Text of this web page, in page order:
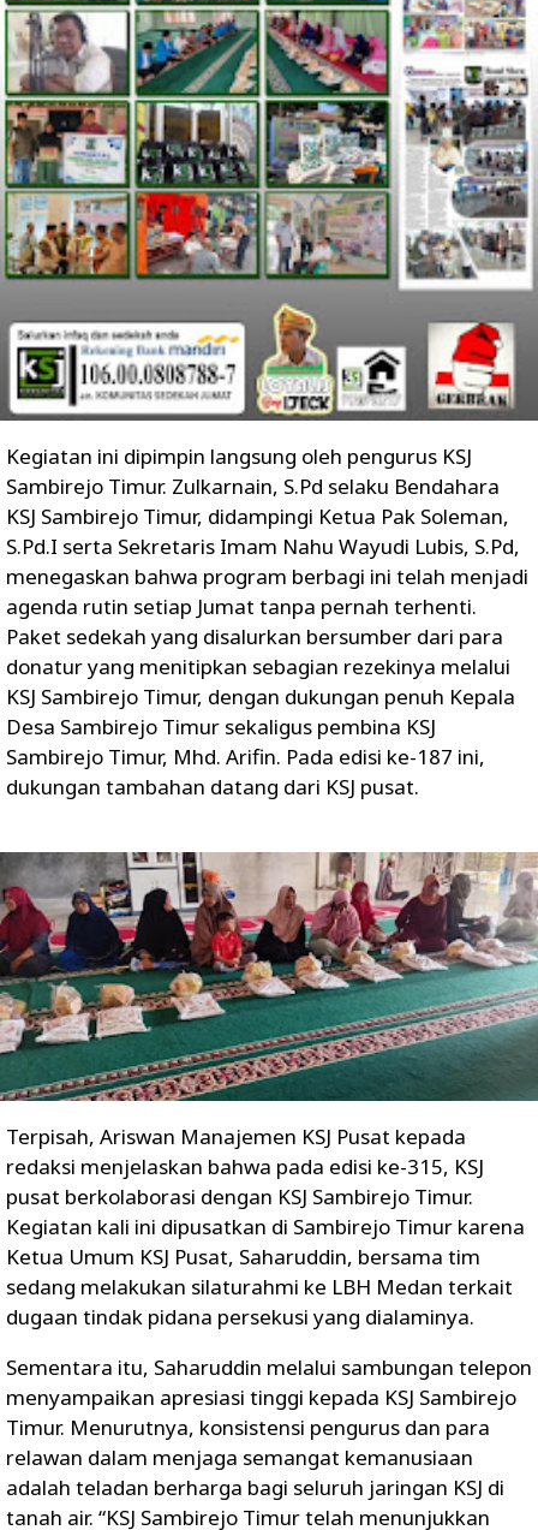
Kegiatan ini dipimpin langsung oleh pengurus KSJ
Sambirejo Timur. Zulkarnain, S.Pd selaku Bendahara
KSJ Sambirejo Timur, didampingi Ketua Pak Soleman,
S.Pd.I serta Sekretaris Imam Nahu Wayudi Lubis, S.Pd,
menegaskan bahwa program berbagi ini telah menjadi
agenda rutin setiap Jumat tanpa pernah terhenti.
Paket sedekah yang disalurkan bersumber dari para
donatur yang menitipkan sebagian rezekinya melalui
KSJ Sambirejo Timur, dengan dukungan penuh Kepala
Desa Sambirejo Timur sekaligus pembina KSJ
Sambirejo Timur, Mhd. Arifin. Pada edisi ke-187 ini,
dukungan tambahan datang dari KSJ pusat.
Terpisah, Ariswan Manajemen KSJ Pusat kepada
redaksi menjelaskan bahwa pada edisi ke-315, KSJ
pusat berkolaborasi dengan KSJ Sambirejo Timur.
Kegiatan kali ini dipusatkan di Sambirejo Timur karena
Ketua Umum KSJ Pusat, Saharuddin, bersama tim
sedang melakukan silaturahmi ke LBH Medan terkait
dugaan tindak pidana persekusi yang dialaminya.
Sementara itu, Saharuddin melalui sambungan telepon
menyampaikan apresiasi tinggi kepada KSJ Sambirejo
Timur. Menurutnya, konsistensi pengurus dan para
relawan dalam menjaga semangat kemanusiaan
adalah teladan berharga bagi seluruh jaringan KSJ di
tanah air. “KSJ Sambirejo Timur telah menunjukkan